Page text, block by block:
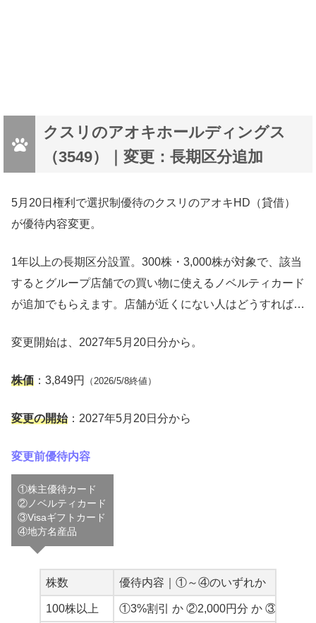
クスリのアオキホールディングス
（3549）｜変更：長期区分追加
5月20日権利で選択制優待のクスリのアオキHD（貸借）
が優待内容変更。
1年以上の長期区分設置。300株・3,000株が対象で、該当
するとグループ店舗での買い物に使えるノベルティカード
が追加でもらえます。店舗が近くにない人はどうすれば…
変更開始は、2027年5月20日分から。
株価 ：3,849円 （2026/5/8終値）
変更の開始：2027年5月20日分から
変更前優待内容
①株主優待カード
②ノベルティカード
③Visaギフトカード
④地方名産品
株数 優待内容｜①～④のいずれか
100株以上 ①3%割引 か ②2,000円分 か ③1,500